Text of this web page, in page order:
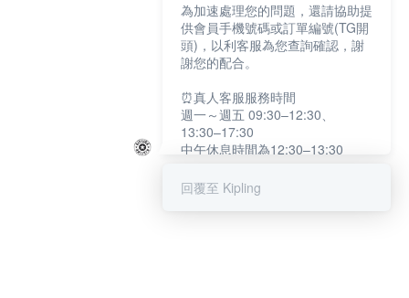
為加速處理您的問題，還請協助提
供會員手機號碼或訂單編號(TG開
頭)，以利客服為您查詢確認，謝
謝您的配合。
⏰真人客服服務時間
週一～週五 09:30–12:30、
13:30–17:30
中午休息時間為12:30–13:30
提醒您：系統會自動已讀訊息，如
回覆至 Kipling